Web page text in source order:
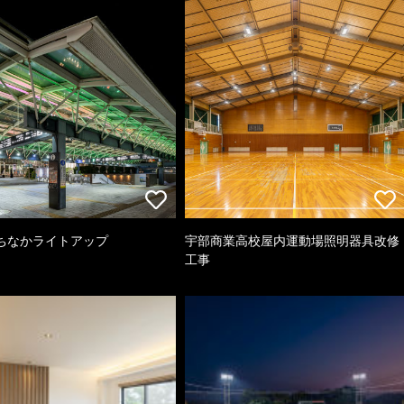
なかライトアップ
宇部商業高校屋内運動場照明器具改修
工事